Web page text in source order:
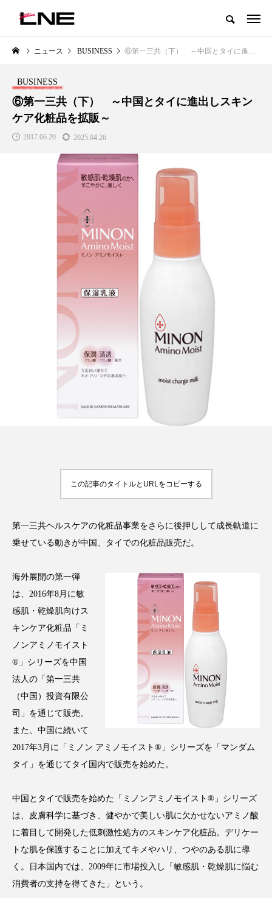
グローバルビューティ＆ヘルスケアビジネス誌
LIFESTYLE
SNSの「加工顔」と美容医療｜AI
がもたらす可能性とこれから
2026.07.13
BUSINESS
都市型スパ――身近なウェルネ
の次世代モデル
FEATURED
Instagram SaaS SNS
アスタキサンチン
アスレジャーコスメ アレルギー アロマ
インナービューティー 冷え
インナービューティーアワード2025受賞商品
ウェアラブルデバイス ウェルネス
ウェルビーイング エイジングケア
エクソソーム オーガニック オゾン
カウンセラー
カカイオイル ガジェット
クローズアップ ケーススタディ
コグニティブヘルス コスト削減
コネクテッド・ビューティ
ニュース BUSINESS ⑥第一三共（下） ～中国とタイに進出しスキンケア化粧品を拡販～
BUSINESS
⑥第一三共（下） ～中国とタイに進出しスキン
ケア化粧品を拡販～
2017.06.20 2025.04.26
この記事のタイトルとURLをコピーする
第一三共ヘルスケアの化粧品事業をさらに後押しして成長軌道に
乗せている動きが中国、タイでの化粧品販売だ。
海外展開の第一弾
は、2016年8月に敏
感肌・乾燥肌向けス
キンケア化粧品「ミ
ノンアミノモイスト
®」シリーズを中国
法人の「第一三共
（中国）投資有限公
司」を通じて販売。
また、中国に続いて
2017年3月に「ミノン アミノモイスト®」シリーズを「マンダム
タイ」を通じてタイ国内で販売を始めた。
中国とタイで販売を始めた「ミノンアミノモイスト®」シリーズ
は、皮膚科学に基づき、健やかで美しい肌に欠かせないアミノ酸
に着目して開発した低刺激性処方のスキンケア化粧品。デリケー
トな肌を保護することに加えてキメやハリ、つやのある肌に導
く。日本国内では、2009年に市場投入し「敏感肌・乾燥肌に悩む
消費者の支持を得てきた」という。